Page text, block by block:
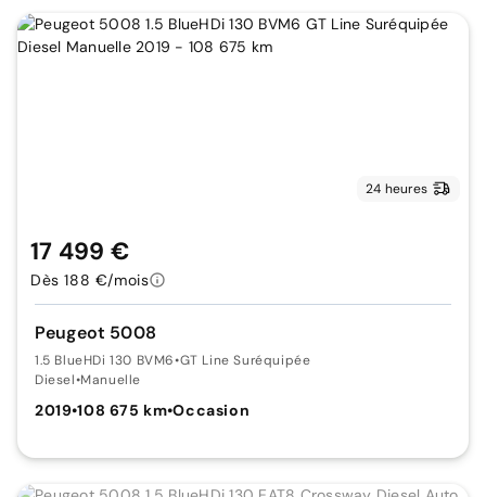
24 heures
Peugeot 5008
1.5 BlueHDi 130 BVM6•GT Line Suréquipée
Diesel•Manuelle
2019•108 675 km•Occasion
17 499 €
Dès 188 €/mois